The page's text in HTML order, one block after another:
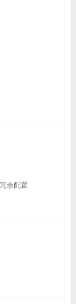
余配置